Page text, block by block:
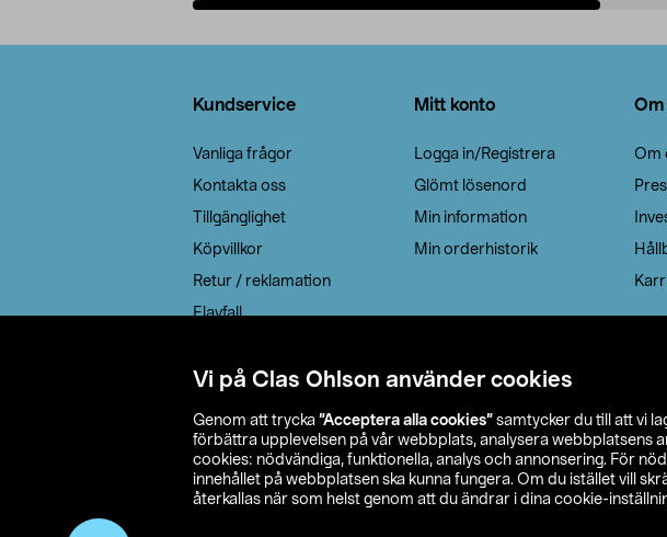
Vi på Clas Ohlson använder cookies
Genom att trycka ”Acceptera alla cookies” samtycker du till att vi
förbättra upplevelsen på vår webbplats, analysera webbplatsens
cookies: nödvändiga, funktionella, analys och annonsering. För
innehållet på webbplatsen ska kunna fungera. Om du istället vill
återkallas när som helst genom att du ändrar i dina cookie-
Kundservice
Vanliga frågor
Kontakta oss
Tillgänglighet
Köpvillkor
Retur / reklamation
Elavfall
Leveransalternativ
Mitt konto
Logga in/Registrera
Glömt lösenord
Min information
Min orderhistorik
Om
Om